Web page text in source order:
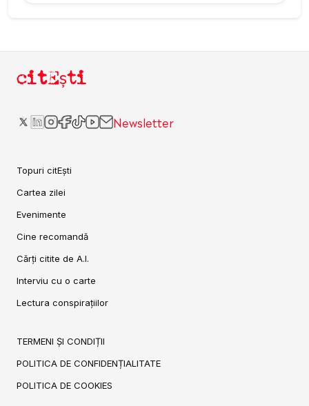
citEști
Newsletter
Topuri citEști
Cartea zilei
Evenimente
Cine recomandă
Cărți citite de A.I.
Interviu cu o carte
Lectura conspirațiilor
TERMENI ȘI CONDIȚII
POLITICA DE CONFIDENȚIALITATE
POLITICA DE COOKIES